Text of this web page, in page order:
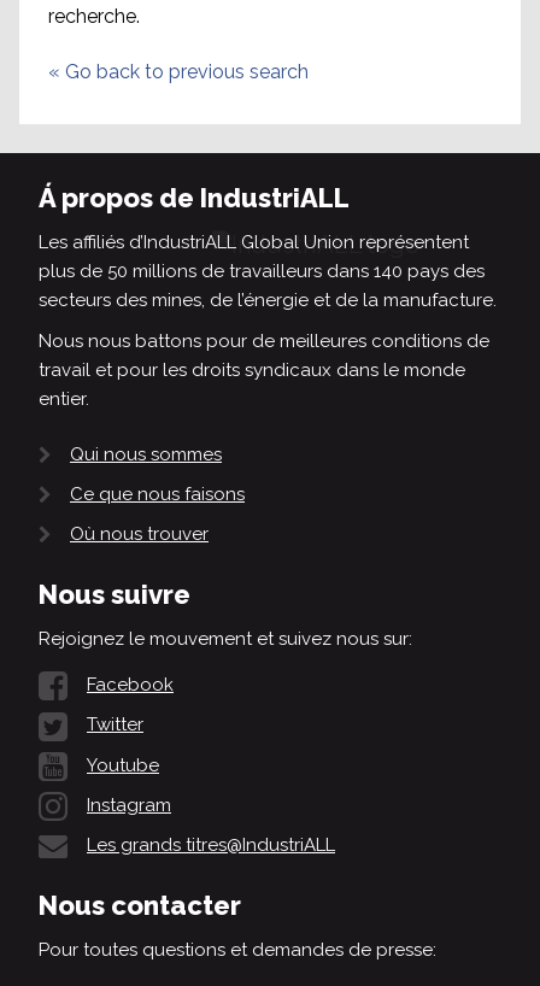
recherche.
« Go back to previous search
Á propos de IndustriALL
Les affiliés d’IndustriALL Global Union représentent
plus de 50 millions de travailleurs dans 140 pays des
secteurs des mines, de l’énergie et de la manufacture.
Nous nous battons pour de meilleures conditions de
travail et pour les droits syndicaux dans le monde
entier.
Qui nous sommes
Ce que nous faisons
Où nous trouver
Nous suivre
Rejoignez le mouvement et suivez nous sur:
Facebook
Twitter
Youtube
Instagram
Les grands titres@IndustriALL
Nous contacter
Pour toutes questions et demandes de presse: